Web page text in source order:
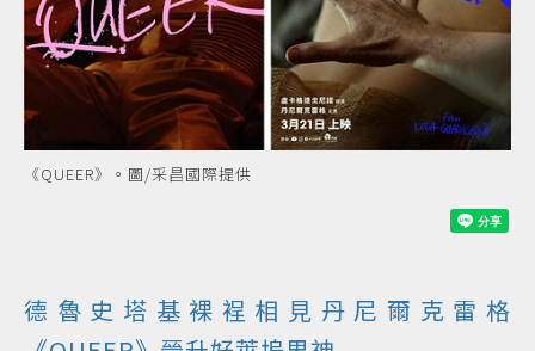
《QUEER》。圖/采昌國際提供
德魯史塔基裸裎相見丹尼爾克雷格